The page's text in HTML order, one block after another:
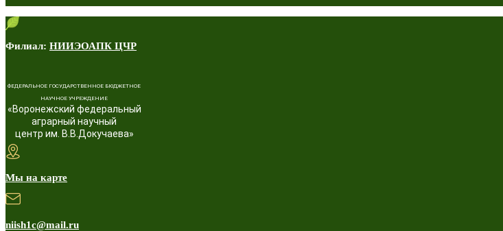
Филиал: НИИЭОАПК ЦЧР
ФЕДЕРАЛЬНОЕ ГОСУДАРСТВЕННОЕ БЮДЖЕТНОЕ
НАУЧНОЕ УЧРЕЖДЕНИЕ
«Воронежский федеральный
аграрный научный
центр им. В.В.Докучаева»
Мы на карте
niish1c@mail.ru